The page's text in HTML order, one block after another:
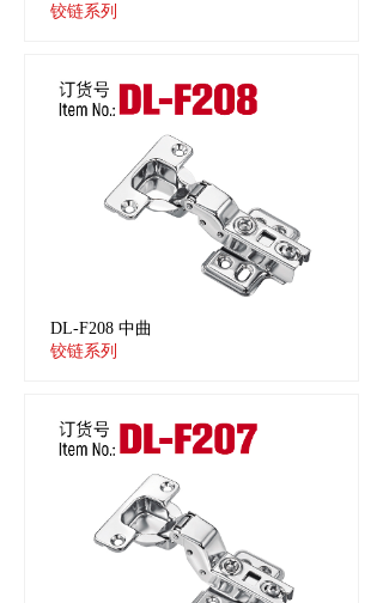
铰链系列
DL-F208 中曲
铰链系列